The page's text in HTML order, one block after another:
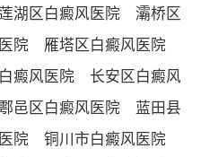
湖区白癜风医院
灞桥区
院
雁塔区白癜风医院
癜风医院
长安区白癜风
邑区白癜风医院
蓝田县
院
铜川市白癜风医院